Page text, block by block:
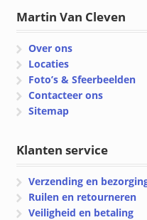
Martin Van Cleven
Over ons
Locaties
Foto’s & Sfeerbeelden
Contacteer ons
Sitemap
Klanten service
Verzending en
Ruilen en retourneren
Veiligheid en betaling